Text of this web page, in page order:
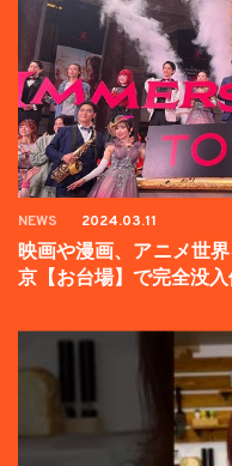
NEWS 2024.03.11
映画や漫画、アニメ世
京【お台場】で完全没